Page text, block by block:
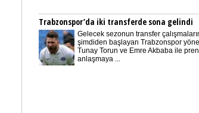
Trabzonspor’da iki transferde sona gelindi
Gelecek sezonun transfer
şimdiden başlayan Trabzonspor
Tunay Torun ve Emre Akbaba ile
anlaşmaya ...